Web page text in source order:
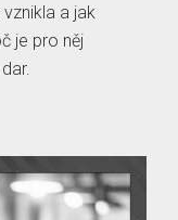
a jak
je pro něj